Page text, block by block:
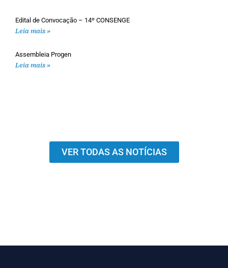
Edital de Convocação – 14º CONSENGE
Leia mais »
Assembleia Progen
Leia mais »
VER TODAS AS NOTÍCIAS